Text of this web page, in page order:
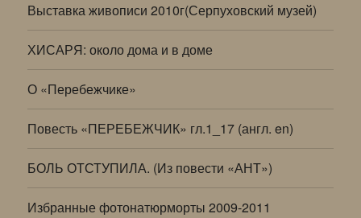
Выставка живописи 2010г(Серпуховский музей)
ХИСАРЯ: около дома и в доме
О «Перебежчике»
Повесть «ПЕРЕБЕЖЧИК» гл.1_17 (англ. en)
БОЛЬ ОТСТУПИЛА. (Из повести «АНТ»)
Избранные фотонатюрморты 2009-2011